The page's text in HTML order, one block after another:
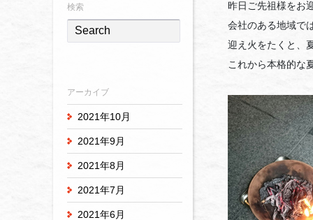
検索
アーカイブ
2021年10月
2021年9月
2021年8月
2021年7月
2021年6月
昨日ご先祖様をお
会社のある地域で
迎え火をたくと、
これから本格的な